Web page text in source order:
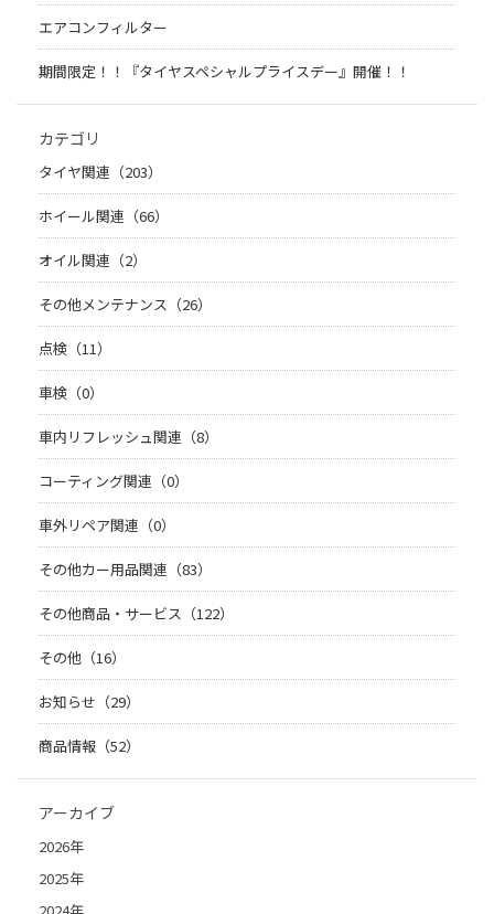
エアコンフィルター
期間限定！！『タイヤスペシャルプライスデー』開催！！
カテゴリ
タイヤ関連（203）
ホイール関連（66）
オイル関連（2）
その他メンテナンス（26）
点検（11）
車検（0）
車内リフレッシュ関連（8）
コーティング関連（0）
車外リペア関連（0）
その他カー用品関連（83）
その他商品・サービス（122）
その他（16）
お知らせ（29）
商品情報（52）
アーカイブ
2026年
2025年